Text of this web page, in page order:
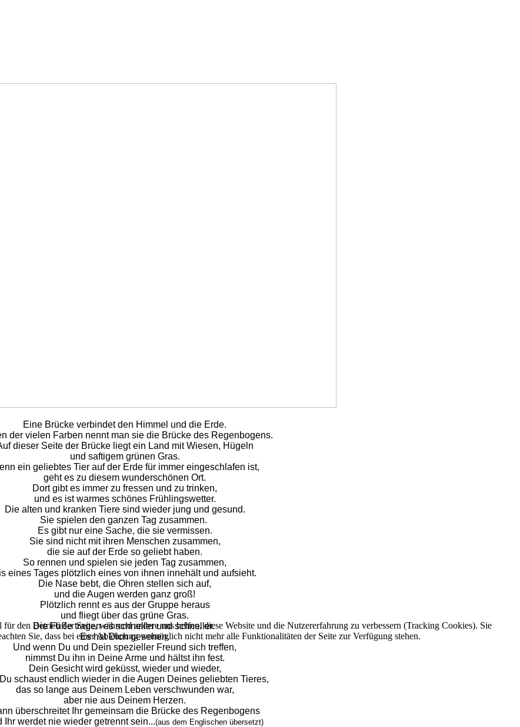
Eine Brücke verbindet den Himmel und die Erde.
der vielen Farben nennt man sie die Brücke des Regenbogens.
dieser Seite der Brücke liegt ein Land mit Wiesen, Hügeln
und saftigem grünen Gras.
ein geliebtes Tier auf der Erde für immer eingeschlafen ist,
geht es zu diesem wunderschönen Ort.
Dort gibt es immer zu fressen und zu trinken,
und es ist warmes schönes Frühlingswetter.
Die alten und kranken Tiere sind wieder jung und gesund.
Sie spielen den ganzen Tag zusammen.
Es gibt nur eine Sache, die sie vermissen.
Sie sind nicht mit ihren Menschen zusammen,
die sie auf der Erde so geliebt haben.
So rennen und spielen sie jeden Tag zusammen,
eines Tages plötzlich eines von ihnen innehält und aufsieht.
Die Nase bebt, die Ohren stellen sich auf,
und die Augen werden ganz groß!
Plötzlich rennt es aus der Gruppe heraus
und fliegt über das grüne Gras.
Die Füße tragen es schneller und schneller.
Es hat Dich gesehen.
Und wenn Du und Dein spezieller Freund sich treffen,
nimmst Du ihn in Deine Arme und hältst ihn fest.
Dein Gesicht wird geküsst, wieder und wieder,
schaust endlich wieder in die Augen Deines geliebten Tieres,
das so lange aus Deinem Leben verschwunden war,
aber nie aus Deinem Herzen.
überschreitet Ihr gemeinsam die Brücke des Regenbogens
Ihr werdet nie wieder getrennt sein...(aus dem Englischen übersetzt)
den Betrieb der Seite, während andere uns helfen, diese Website und die Nutzererfahrung zu verbessern (Tracking Cookies). Sie
Sie, dass bei einer Ablehnung womöglich nicht mehr alle Funktionalitäten der Seite zur Verfügung stehen.